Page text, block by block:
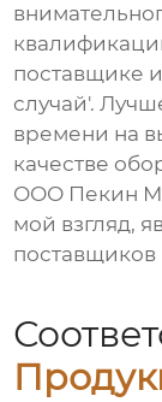
поставщике
случай'.
времени на
качестве
ООО Пекин
мой взгляд,
поставщиков